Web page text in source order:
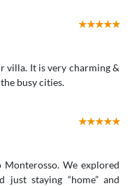
villa. It is very charming &
busy cities.
We explored
just staying “home” and